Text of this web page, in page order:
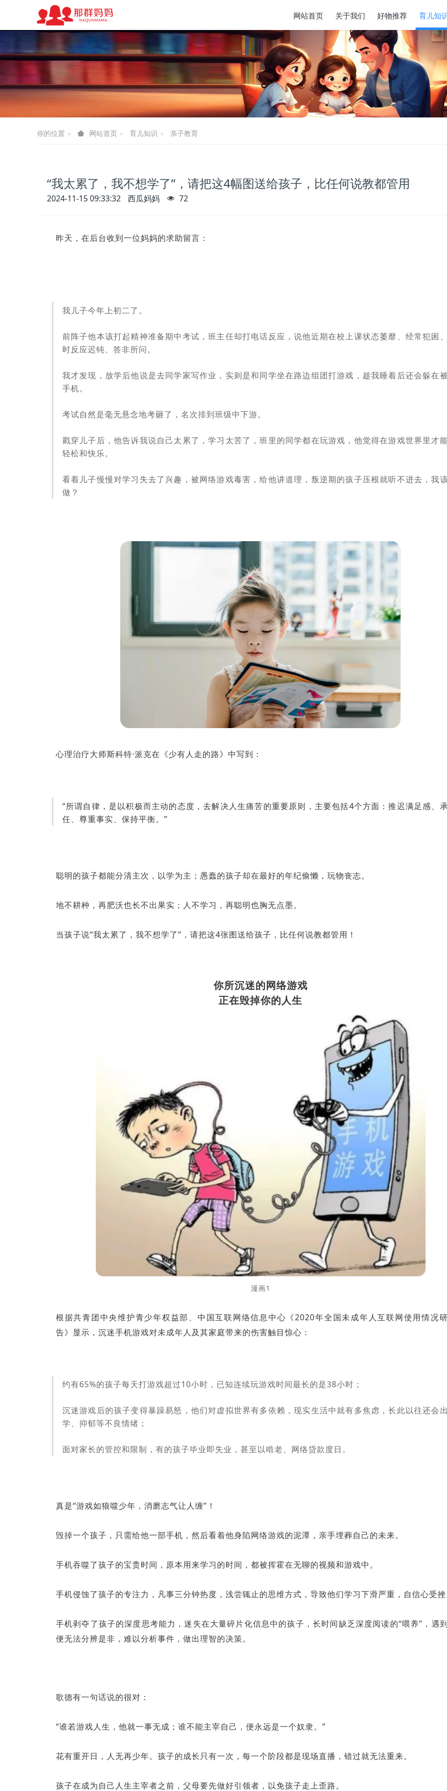
网站首页 关于我们 好物推荐 育儿知
你的位置 网站首页 育儿知识 亲子教育
“我太累了，我不想学了”，请把这4幅图送给孩子，比任何说教都管用
2024-11-15 09:33:32 西瓜妈妈 72
昨天，在后台收到一位妈妈的求助留言：
我儿子今年上初二了。
前阵子他本该打起精神准备期中考试，班主任却打电话反应，说他近期在校上课状态萎靡、经常犯困
时反应迟钝、答非所问。
我才发现，放学后他说是去同学家写作业，实则是和同学坐在路边组团打游戏，趁我睡着后还会躲在
手机。
考试自然是毫无悬念地考砸了，名次排到班级中下游。
戳穿儿子后，他告诉我说自己太累了，学习太苦了，班里的同学都在玩游戏，他觉得在游戏世界里才
轻松和快乐。
看着儿子慢慢对学习失去了兴趣，被网络游戏毒害，给他讲道理，叛逆期的孩子压根就听不进去，我
做？
心理治疗大师斯科特·派克在《少有人走的路》中写到：
“所谓自律，是以积极而主动的态度，去解决人生痛苦的重要原则，主要包括4个方面：推迟满足感、
任、尊重事实、保持平衡。”
聪明的孩子都能分清主次，以学为主；愚蠢的孩子却在最好的年纪偷懒，玩物丧志。
地不耕种，再肥沃也长不出果实；人不学习，再聪明也胸无点墨。
当孩子说“我太累了，我不想学了”，请把这4张图送给孩子，比任何说教都管用！
你所沉迷的网络游戏
正在毁掉你的人生
漫画1
根据共青团中央维护青少年权益部、中国互联网络信息中心《2020年全国未成年人互联网使用情况
告》显示，沉迷手机游戏对未成年人及其家庭带来的伤害触目惊心：
约有65%的孩子每天打游戏超过10小时，已知连续玩游戏时间最长的是38小时；
沉迷游戏后的孩子变得暴躁易怒，他们对虚拟世界有多依赖，现实生活中就有多焦虑，长此以往还会
学、抑郁等不良情绪；
面对家长的管控和限制，有的孩子毕业即失业，甚至以啃老、网络贷款度日。
真是“游戏如狼噬少年，消磨志气让人缠”！
毁掉一个孩子，只需给他一部手机，然后看着他身陷网络游戏的泥潭，亲手埋葬自己的未来。
手机吞噬了孩子的宝贵时间，原本用来学习的时间，都被挥霍在无聊的视频和游戏中。
手机侵蚀了孩子的专注力，凡事三分钟热度，浅尝辄止的思维方式，导致他们学习下滑严重，自信心受
手机剥夺了孩子的深度思考能力，迷失在大量碎片化信息中的孩子，长时间缺乏深度阅读的“喂养”，遇
便无法分辨是非，难以分析事件，做出理智的决策。
歌德有一句话说的很对：
“谁若游戏人生，他就一事无成；谁不能主宰自己，便永远是一个奴隶。”
花有重开日，人无再少年。孩子的成长只有一次，每一个阶段都是现场直播，错过就无法重来。
孩子在成为自己人生主宰者之前，父母要先做好引领者，以免孩子走上歪路。